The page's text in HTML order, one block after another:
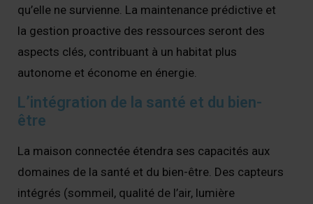
qu’elle ne survienne. La maintenance prédictive et
la gestion proactive des ressources seront des
aspects clés, contribuant à un habitat plus
autonome et économe en énergie.
L’intégration de la santé et du bien-
être
La maison connectée étendra ses capacités aux
domaines de la santé et du bien-être. Des capteurs
intégrés (sommeil, qualité de l’air, lumière